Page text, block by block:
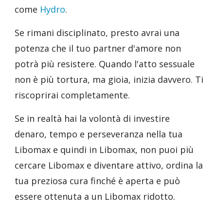
come Hydro.
Se rimani disciplinato, presto avrai una
potenza che il tuo partner d'amore non
potrà più resistere. Quando l'atto sessuale
non è più tortura, ma gioia, inizia davvero. Ti
riscoprirai completamente.
Se in realtà hai la volontà di investire
denaro, tempo e perseveranza nella tua
Libomax e quindi in Libomax, non puoi più
cercare Libomax e diventare attivo, ordina la
tua preziosa cura finché è aperta e può
essere ottenuta a un Libomax ridotto.